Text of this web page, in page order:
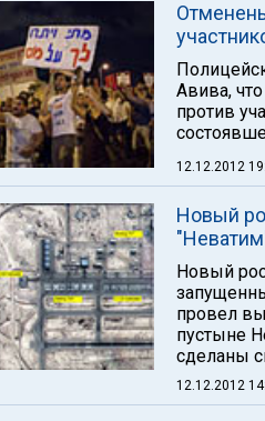
Авива,
против
12.12.2012
Новый
Новый
провел
пустыне
сделаны
12.12.2012